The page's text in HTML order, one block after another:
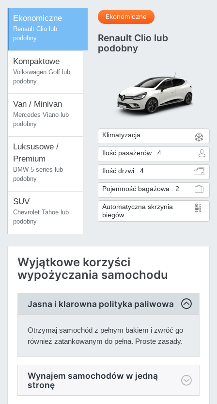
Ekonomiczne
Renault Clio lub
podobny
Kompaktowe
Volkswagen Golf lub
podobny
Van / Minivan
Mercedes Viano lub
podobny
Luksusowe /
Premium
BMW 5 series lub
podobny
SUV
Chevrolet Tahoe lub
podobny
Ekonomiczne
Renault Clio lub
podobny
Klimatyzacja
Ilość pasażerów : 4
Ilość drzwi : 4
Pojemność bagażowa : 2
Automatyczna skrzynia
biegów
Wyjątkowe korzyści
wypożyczania samochodu
Jasna i klarowna polityka paliwowa
Otrzymaj samochód z pełnym bakiem i zwróć go
również zatankowanym do pełna. Proste zasady.
Wynajem samochodów w jedną
stronę